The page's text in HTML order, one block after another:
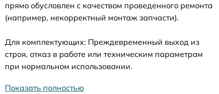
прямо обусловлен с качеством проведенного ремонта
(например, некорректный монтаж запчасти).
Для комплектующих: Преждевременный выход из
строя, отказ в работе или техническим параметрам
при нормальном использовании.
Показать полностью